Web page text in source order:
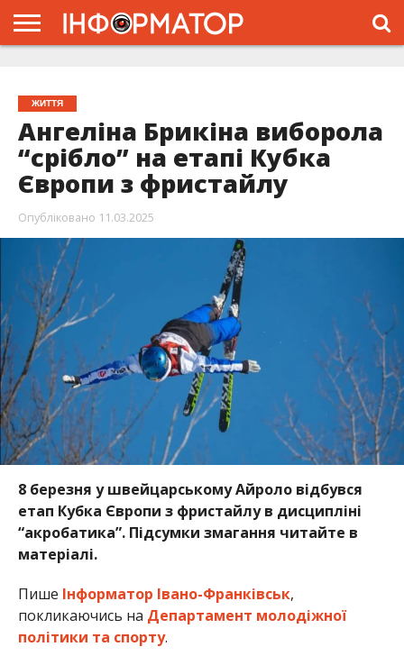
ЖИТТЯ
Ангеліна Брикіна виборола
“срібло” на етапі Кубка
Європи з фристайлу
Опубліковано 11.03.2025
8 березня у швейцарському Айроло відбувся
етап Кубка Європи з фристайлу в дисципліні
“акробатика”. Підсумки змагання читайте в
матеріалі.
Пише Інформатор Івано-Франківськ,
покликаючись на Департамент молодіжної
політики та спорту.